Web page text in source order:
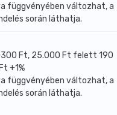
függvényében változhat, a
során láthatja.
Ft, 25.000 Ft felett 190
+1%
függvényében változhat, a
során láthatja.